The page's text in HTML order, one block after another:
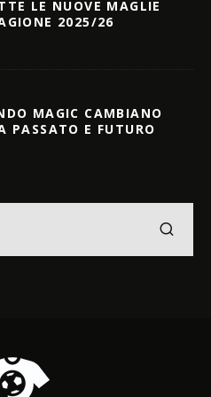
LE NUOVE MAGLIE
2025/26
MAGIC CAMBIANO
PASSATO E FUTURO